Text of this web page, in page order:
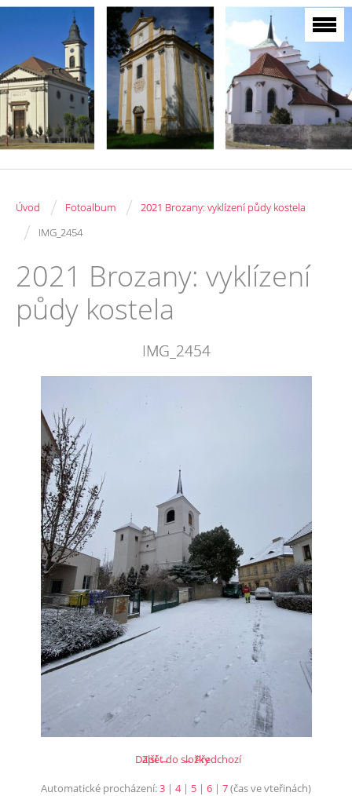
Úvod / Fotoalbum / 2021 Brozany: vyklízení půdy kostela
/ IMG_2454
2021 Brozany: vyklízení
půdy kostela
IMG_2454
← Předchozí
Další →
Zpět do složky
Automatické procházení:3 | 4| 5 | 6 | 7(čas ve vteřinách)